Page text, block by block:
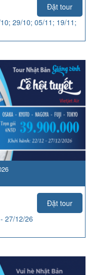
Đặt tour
29/10; 05/11; 19/11;
Đặt tour
27/12/26